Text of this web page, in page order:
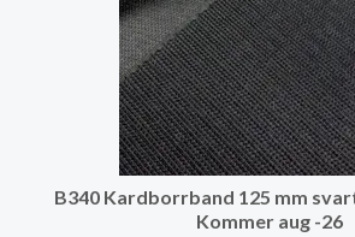
B340 Kardborrband 125 mm
Kommer aug -26